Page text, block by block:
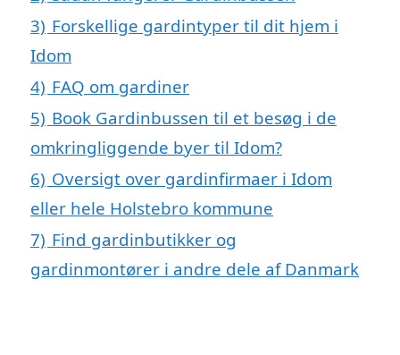
3) Forskellige gardintyper til dit hjem i
Idom
4) FAQ om gardiner
5) Book Gardinbussen til et besøg i de
omkringliggende byer til Idom?
6) Oversigt over gardinfirmaer i Idom
eller hele Holstebro kommune
7) Find gardinbutikker og
gardinmontører i andre dele af Danmark